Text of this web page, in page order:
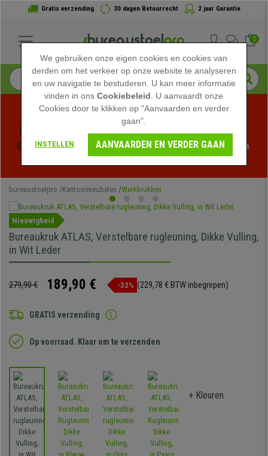
Gratis verzending 30 dagen Retourrecht 2 jaar Garantie
0
Profiteer van de Zomeruitverkoop bij bureaustoelpro!
Exclusieve kortingen voor een beperkte tijd - Bekijk de
bureaustoelpro Kantoormeubelen Werkkrukken
Nieuwigheid
Bureaukruk ATLAS, Verstelbare rugleuning, Dikke Vulling,
in Wit Leder
279,90 € 189,90 € -32% (229,78 € BTW inbegrepen)
GRATIS verzending
Op voorraad. Klaar om te verzenden
+ Kleuren
We gebruiken onze eigen cookies en cookies van
derden om het verkeer op onze website te analyseren
en uw navigatie te bestuderen. U kan meer informatie
vinden in onsCookiebeleid . U aanvaardt onze
Cookies door te klikken op "Aanvaarden en verder
gaan".
INSTELLEN AANVAARDEN EN VERDER GAAN